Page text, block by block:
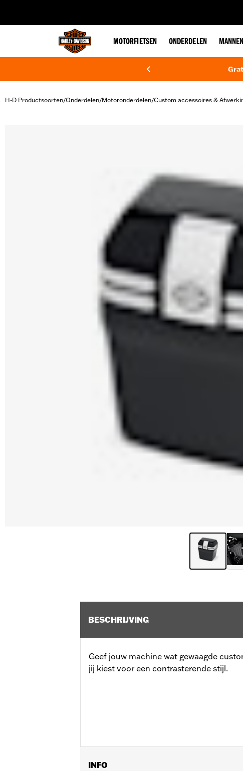
MOTORFIETSEN ONDERDELEN MANNEN
H-D Productsoorten/Onderdelen/Motoronderdelen/Custom accessoires &
BESCHRIJVING
Geef jouw machine wat gewaagde
jij kiest voor een contrasterende stijl.
INFO